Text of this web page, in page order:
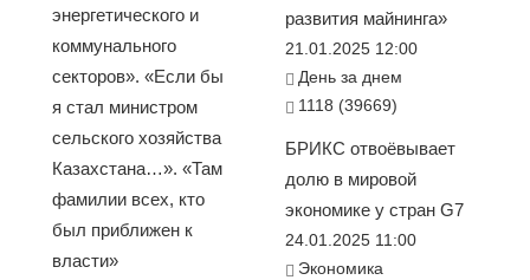
энергетического и
коммунального
секторов». «Если бы
я стал министром
сельского хозяйства
Казахстана…». «Там
фамилии всех, кто
был приближен к
власти»
развития майнинга»
21.01.2025 12:00
День за днем
1118 (39669)
БРИКС отвоёвывает
долю в мировой
экономике у стран G7
24.01.2025 11:00
Экономика